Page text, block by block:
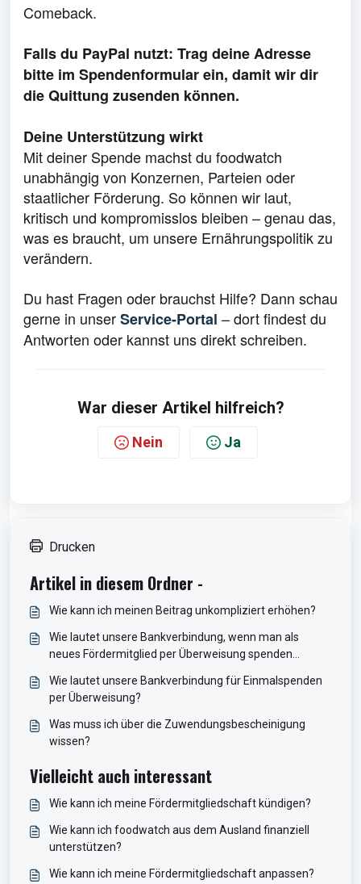
Comeback.
Falls du PayPal nutzt: Trag deine Adresse
bitte im Spendenformular ein, damit wir dir
die Quittung zusenden können.
Deine Unterstützung wirkt
Mit deiner Spende machst du foodwatch
unabhängig von Konzernen, Parteien oder
staatlicher Förderung. So können wir laut,
kritisch und kompromisslos bleiben – genau das,
was es braucht, um unsere Ernährungspolitik zu
verändern.
Du hast Fragen oder brauchst Hilfe? Dann schau
gerne in unserService-Portal – dort findest du
Antworten oder kannst uns direkt schreiben.
War dieser Artikel hilfreich?
Nein Ja
Drucken
Artikel in diesem Ordner -
Wie kann ich meinen Beitrag unkompliziert erhöhen?
Wie lautet unsere Bankverbindung, wenn man als
neues Fördermitglied per Überweisung spenden
Wie lautet unsere Bankverbindung für Einmalspenden
per Überweisung?
Was muss ich über die Zuwendungsbescheinigung
wissen?
Vielleicht auch interessant
Wie kann ich meine Fördermitgliedschaft kündigen?
Wie kann ich foodwatch aus dem Ausland finanziell
unterstützen?
Wie kann ich meine Fördermitgliedschaft anpassen?